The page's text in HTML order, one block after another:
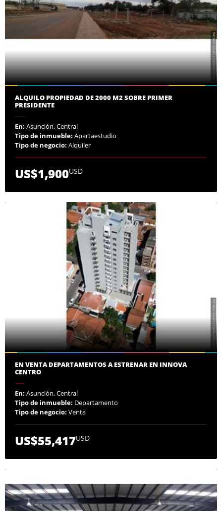
ALQUILO PROPIEDAD DE 2000 M2 SOBRE PRIMER
PRESIDENTE
En: Asunción, Central
Tipo de inmueble: Apartaestudio
Tipo de negocio: Alquiler
US$1,900USD
EN VENTA DEPARTAMENTOS A ESTRENAR EN INNOVA
CENTRO
En: Asunción, Central
Tipo de inmueble: Departamento
Tipo de negocio: Venta
US$55,417USD